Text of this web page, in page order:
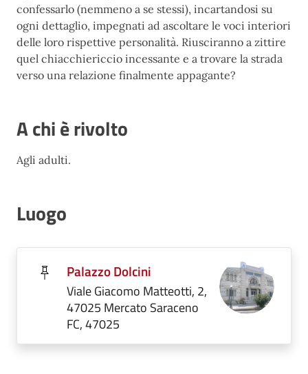
confessarlo (nemmeno a se stessi), incartandosi su
ogni dettaglio, impegnati ad ascoltare le voci interiori
delle loro rispettive personalità. Riusciranno a zittire
quel chiacchiericcio incessante e a trovare la strada
verso una relazione finalmente appagante?
A chi è rivolto
Agli adulti.
Luogo
Palazzo Dolcini
Viale Giacomo Matteotti, 2,
47025 Mercato Saraceno
FC, 47025